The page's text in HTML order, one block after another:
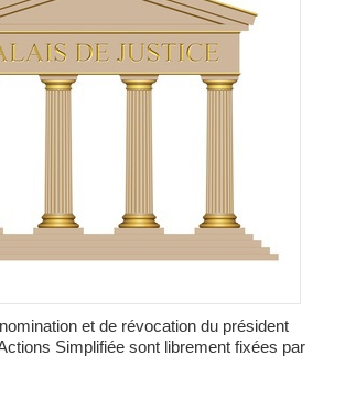
Simplifiée sont librement fixées par